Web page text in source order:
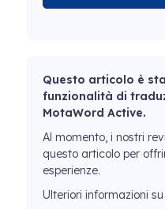
Questo articolo è
funzionalità di
MotaWord Active.
Al momento, i nostri
questo articolo per
esperienze.
Ulteriori informazioni su